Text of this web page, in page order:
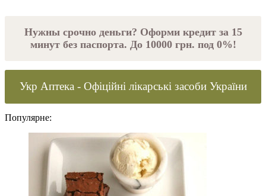
Нужны срочно деньги? Оформи кредит за 15
минут без паспорта. До 10000 грн. под 0%!
Укр Аптека - Офіційні лікарські засоби України
Популярне: